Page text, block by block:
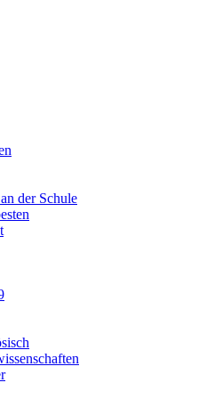
der Schule